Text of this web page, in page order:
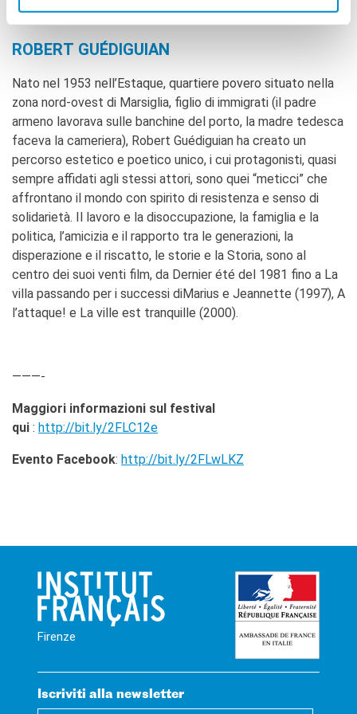
Ulysse, Diouc Kom
ROBERT GUÉDIGUIAN
Nato nel 1953 nell’Estaque, quartiere povero situato nella
zona nord-ovest di Marsiglia, figlio di immigrati (il padre
armeno lavorava sulle banchine del porto, la madre tedesca
faceva la cameriera), Robert Guédiguian ha creato un
percorso estetico e poetico unico, i cui protagonisti, quasi
sempre affidati agli stessi attori, sono quei “meticci” che
affrontano il mondo con spirito di resistenza e senso di
solidarietà. Il lavoro e la disoccupazione, la famiglia e la
politica, l’amicizia e il rapporto tra le generazioni, la
disperazione e il riscatto, le storie e la Storia, sono al
centro dei suoi venti film, da Dernier été del 1981 fino a La
villa passando per i successi diMarius e Jeannette (1997), A
l’attaque! e La ville est tranquille (2000).
———-
Maggiori informazioni sul festival
qui : http://bit.ly/2FLC12e
Evento Facebook: http://bit.ly/2FLwLKZ
Firenze
Iscriviti alla newsletter